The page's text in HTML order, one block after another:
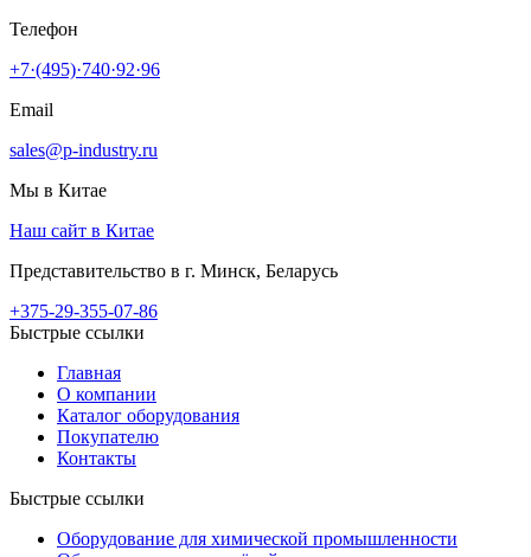
Телефон
+7·(495)·740·92·96
Email
sales@p-industry.ru
Мы в Китае
Наш сайт в Китае
Представительство в г. Минск, Беларусь
+375-29-355-07-86
Быстрые ссылки
Главная
О компании
Каталог оборудования
Покупателю
Контакты
Быстрые ссылки
Оборудование для химической промышленности